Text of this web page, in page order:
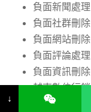
負面新聞處理
負面社群刪除
負面網站刪除
負面評論處理
負面資訊刪除
越南數位行銷
連結建設
↓